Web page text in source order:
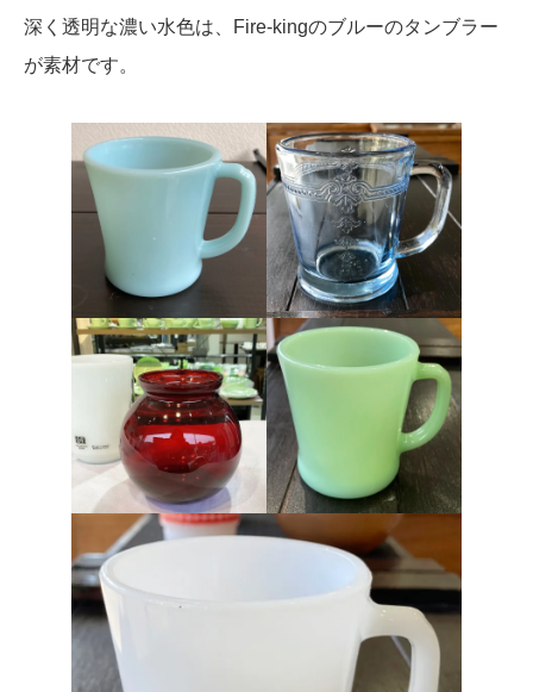
深く透明な濃い水色は、Fire-kingのブルーのタンブラー
が素材です。